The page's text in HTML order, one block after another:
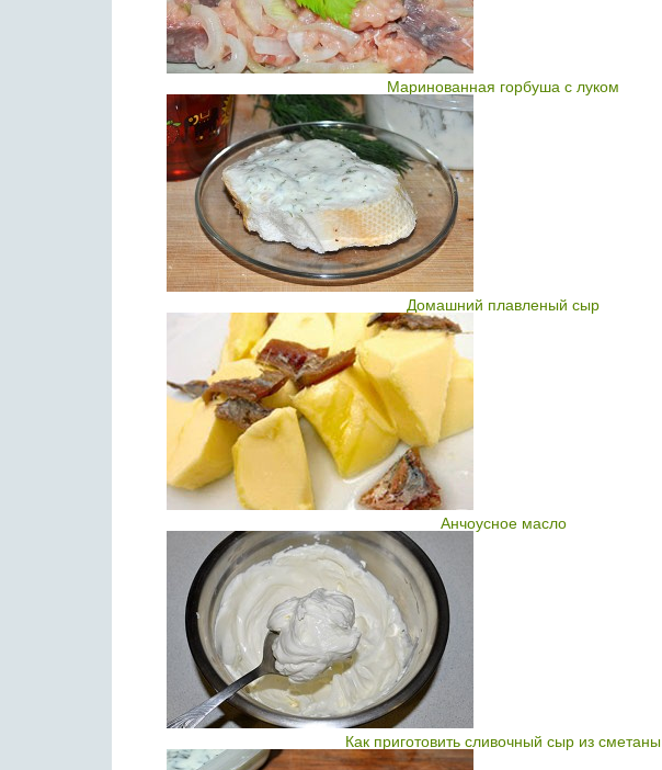
Маринованная горбуша с луком
Домашний плавленый сыр
Анчоусное масло
Как приготовить сливочный сыр из сметаны